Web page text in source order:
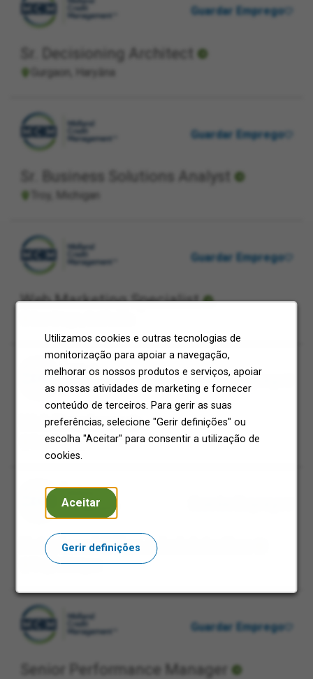
Utilizamos cookies e outras tecnologias de
monitorização para apoiar a navegação,
melhorar os nossos produtos e serviços, apoiar
as nossas atividades de marketing e fornecer
conteúdo de terceiros. Para gerir as suas
preferências, selecione "Gerir definições" ou
escolha "Aceitar" para consentir a utilização de
cookies.
Aceitar
Gerir definições
Sr. Decisioning Architect
Gurgaon, Haryāna
Guardar Emprego
Sr. Business Solutions Analyst
Troy, Michigan
Guardar Emprego
Web Marketing Specialist
Guardar Emprego
Web Developer
San Diego, California
Guardar Emprego
Entry Level Office Administration
Troy, Michigan
Senior Performance Manager
Guardar Emprego